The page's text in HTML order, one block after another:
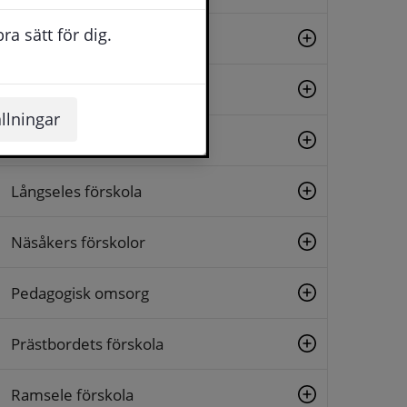
sätt för dig.
Junsele förskola
Kalknäs förskola
Långseles förskola
Näsåkers förskolor
Pedagogisk omsorg
Prästbordets förskola
Ramsele förskola